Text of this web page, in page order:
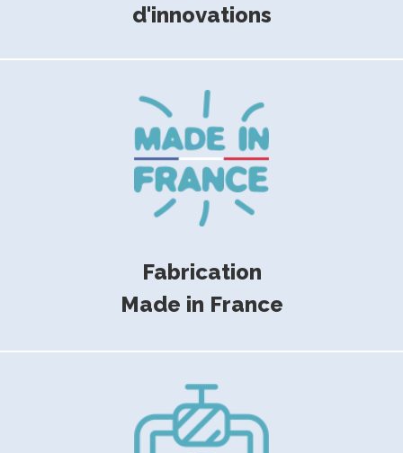
d'innovations
Fabrication
Made in France